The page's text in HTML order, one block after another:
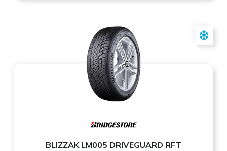
BLIZZAK LM005 DRIVEGUARD RFT